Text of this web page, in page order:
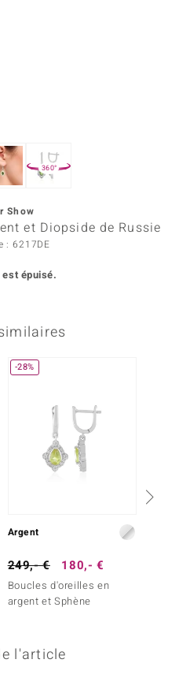
360°
Show
et Diopside de Russie
: 6217DE
épuisé.
-28%
Argent
249,- € 180,- €
Boucles d'oreilles en
argent et Sphène
l'article